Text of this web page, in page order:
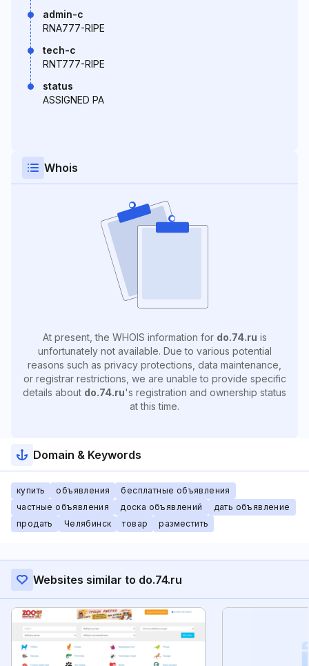
admin-c
RNA777-RIPE
tech-c
RNT777-RIPE
status
ASSIGNED PA
Whois
At present, the WHOIS information for do.74.ru is
unfortunately not available. Due to various potential
reasons such as privacy protections, data maintenance,
or registrar restrictions, we are unable to provide specific
details about do.74.ru's registration and ownership status
at this time.
Domain & Keywords
купить объявления
бесплатные объявления
частные объявления
доска объявлений
дать объявление
продать
Челябинск товар разместить
Websites similar to do.74.ru